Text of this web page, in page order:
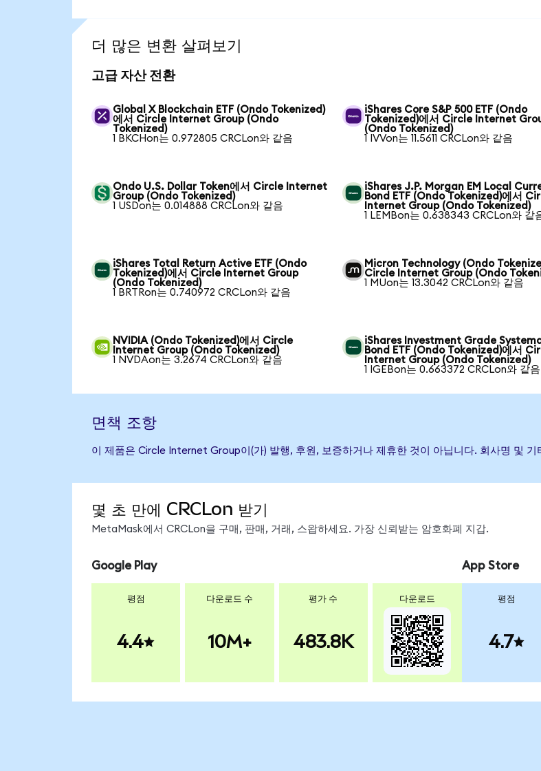
더 많은 변환 살펴보기
고급 자산 전환
Global X Blockchain ETF (Ondo Tokenized)
에서 Circle Internet Group (Ondo
Tokenized)
1 BKCHon는 0.972805 CRCLon와 같음
iShares Core S&P 500 ETF (Ondo
Tokenized)에서 Circle Internet
(Ondo Tokenized)
1 IVVon는 11.5611 CRCLon와 같음
Ondo U.S. Dollar Token에서 Circle Internet
Group (Ondo Tokenized)
1 USDon는 0.014888 CRCLon와 같음
iShares J.P. Morgan EM Local
Bond ETF (Ondo Tokenized)에서
Internet Group (Ondo Tokenized)
1 LEMBon는 0.638343 CRCLon와 같
iShares Total Return Active ETF (Ondo
Tokenized)에서 Circle Internet Group
(Ondo Tokenized)
1 BRTRon는 0.740972 CRCLon와 같음
Micron Technology (Ondo
Circle Internet Group (Ondo
1 MUon는 13.3042 CRCLon와 같음
NVIDIA (Ondo Tokenized)에서 Circle
Internet Group (Ondo Tokenized)
1 NVDAon는 3.2674 CRCLon와 같음
iShares Investment Grade
Bond ETF (Ondo Tokenized)에서
Internet Group (Ondo Tokenized)
1 IGEBon는 0.663372 CRCLon와 같음
면책 조항
이 제품은 Circle Internet Group이(가) 발행, 후원, 보증하거나 제휴한 것이 아닙니다. 회사명 및
몇 초 만에 CRCLon 받기
MetaMask에서 CRCLon을 구매, 판매, 거래, 스왑하세요. 가장 신뢰받는 암호화폐 지갑.
Google Play
평점
4.4
다운로드 수
10M+
평가 수
483.8K
다운로드
App Store
평점
4.7